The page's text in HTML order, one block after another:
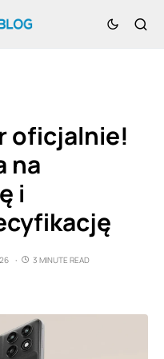
oficjalnie!
na
i
3 MINUTE READ